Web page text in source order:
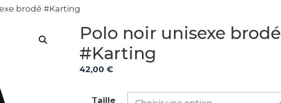
brodé #Karting
Polo noir unisexe brodé
#Karting
42,00 €
Taille